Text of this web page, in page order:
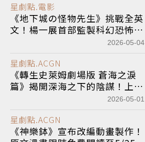
星劇點.電影
《地下城の怪物先生》挑戰全英
文！楊一展首部監製科幻恐怖電
2026-05-04
星劇點.ACGN
《轉生史萊姆劇場版 蒼海之淚
篇》揭開深海之下的陰謀！上映
首週即贈小卡特典、打卡再送明
2026-05-01
星劇點.ACGN
《神樂鉢》宣布改編動畫製作！